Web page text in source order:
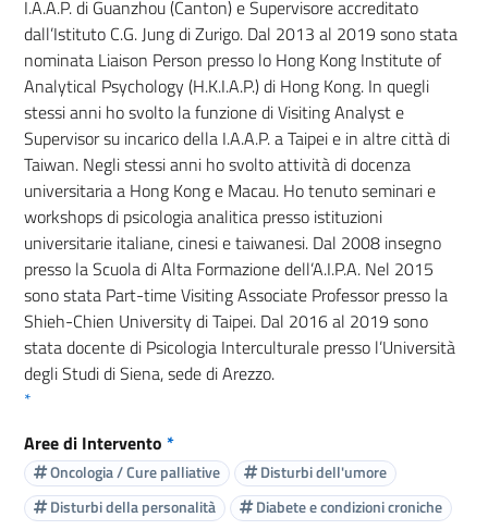
I.A.A.P. di Guanzhou (Canton) e Supervisore accreditato
dall’Istituto C.G. Jung di Zurigo. Dal 2013 al 2019 sono stata
nominata Liaison Person presso lo Hong Kong Institute of
Analytical Psychology (H.K.I.A.P.) di Hong Kong. In quegli
stessi anni ho svolto la funzione di Visiting Analyst e
Supervisor su incarico della I.A.A.P. a Taipei e in altre città di
Taiwan. Negli stessi anni ho svolto attività di docenza
universitaria a Hong Kong e Macau. Ho tenuto seminari e
workshops di psicologia analitica presso istituzioni
universitarie italiane, cinesi e taiwanesi. Dal 2008 insegno
presso la Scuola di Alta Formazione dell’A.I.P.A. Nel 2015
sono stata Part-time Visiting Associate Professor presso la
Shieh-Chien University di Taipei. Dal 2016 al 2019 sono
stata docente di Psicologia Interculturale presso l’Università
degli Studi di Siena, sede di Arezzo.
*
Aree di Intervento *
Oncologia / Cure palliative
Disturbi dell'umore
Disturbi della personalità
Diabete e condizioni croniche